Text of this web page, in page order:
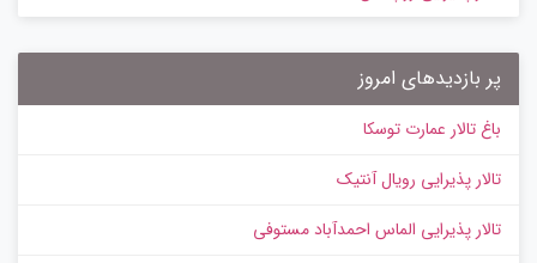
پر بازدیدهای امروز
باغ تالار عمارت توسکا
تالار پذیرایی رویال آنتیک
تالار پذیرایی الماس احمدآباد مستوفی